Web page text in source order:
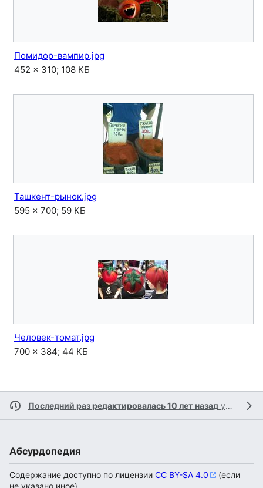
Помидор-вампир.jpg
452 × 310; 108 КБ
Ташкент-рынок.jpg
595 × 700; 59 КБ
Человек-томат.jpg
700 × 384; 44 КБ
Последний раз редактировалась 10 лет назад участником
Абсурдопедия
Содержание доступно по лицензии CC BY-SA 4.0
(если
не указано иное).